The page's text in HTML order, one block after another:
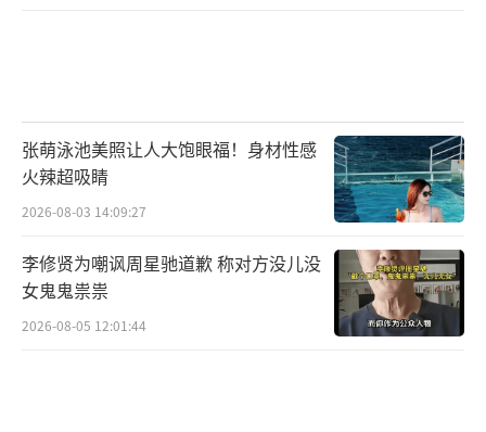
张萌泳池美照让人大饱眼福！身材性感
火辣超吸睛
2026-08-03 14:09:27
李修贤为嘲讽周星驰道歉 称对方没儿没
女鬼鬼祟祟
2026-08-05 12:01:44